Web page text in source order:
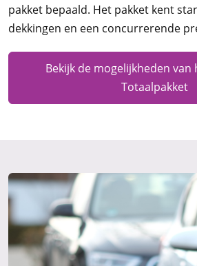
pakket bepaald. Het pakket kent
dekkingen en een concurrerende
Bekijk de mogelijkheden van
Totaalpakket